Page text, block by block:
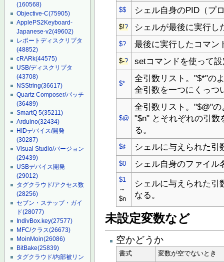
(160568)
Objective-C(75905)
ApplePS2Keyboard-
Japanese-v2(49602)
レポートディスクリプタ
(48852)
cRARk(44575)
USB/ディスクリプタ
(43708)
NSString(36617)
Quartz Composer/パッチ
(36489)
SmartQ 5(35211)
Arduino(32434)
HIDデバイス/開発
(30287)
Visual Studio/バージョン
(29439)
USBデバイス開発
(29012)
タグクラウド/アクセス数
(28256)
セブン・ステップ・ガイ
ド(28077)
IndivBox.key(27577)
MFC/クラス(26673)
MoinMoin(26086)
BitBake(25839)
タグクラウド/内部被リン
$$ シェル自身のPID（プ
$!? シェルが最後に実行し
$? 最後に実行したコマン
$-? setコマンドを使って
$*
全引数リスト。"$*"の
全引数を一つにくっつ
$@
全引数リスト。"$@"
"$n" とそれぞれの引数
る。
$♯ シェルに与えられた引
$0 シェル自身のファイル
$1
～
$n
シェルに与えられた
なる。
未設定変数など
空かどうか
書式 変数が空でないとき